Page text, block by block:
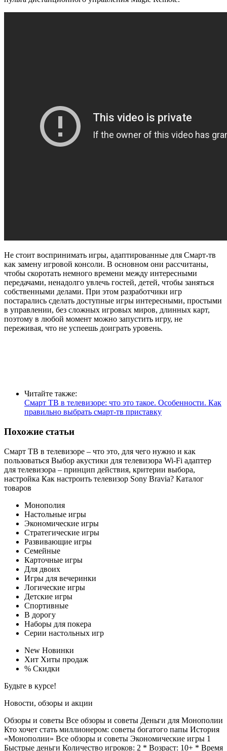
Не стоит воспринимать игры, адаптированные для Смарт-тв
как замену игровой консоли. В основном они рассчитаны,
чтобы скоротать немного времени между интересными
передачами, ненадолго увлечь гостей, детей, чтобы заняться
собственными делами. При этом разработчики игр
постарались сделать доступные игры интересными, простыми
в управлении, без сложных игровых миров, длинных карт,
поэтому в любой момент можно запустить игру, не
переживая, что не успеешь доиграть уровень.
Читайте также:
Смарт ТВ в телевизоре: что это такое. Особенности. Как
правильно выбрать смарт-тв приставку
Похожие статьи
Смарт ТВ в телевизоре – что это, для чего нужно и как
пользоваться Выбор акустики для телевизора Wi-Fi адаптер
для телевизора – принцип действия, критерии выбора,
настройка Как настроить телевизор Sony Bravia? Каталог
товаров
Монополия
Настольные игры
Экономические игры
Стратегические игры
Развивающие игры
Семейные
Карточные игры
Для двоих
Игры для вечеринки
Логические игры
Детские игры
Спортивные
В дорогу
Наборы для покера
Серии настольных игр
New Новинки
Хит Хиты продаж
% Скидки
Будьте в курсе!
Новости, обзоры и акции
Обзоры и советы Все обзоры и советы Деньги для Монополии
Кто хочет стать миллионером: советы богатого папы История
«Монополии» Все обзоры и советы Экономические игры 1
Быстрые деньги Количество игроков: 2 * Возраст: 10+ * Время